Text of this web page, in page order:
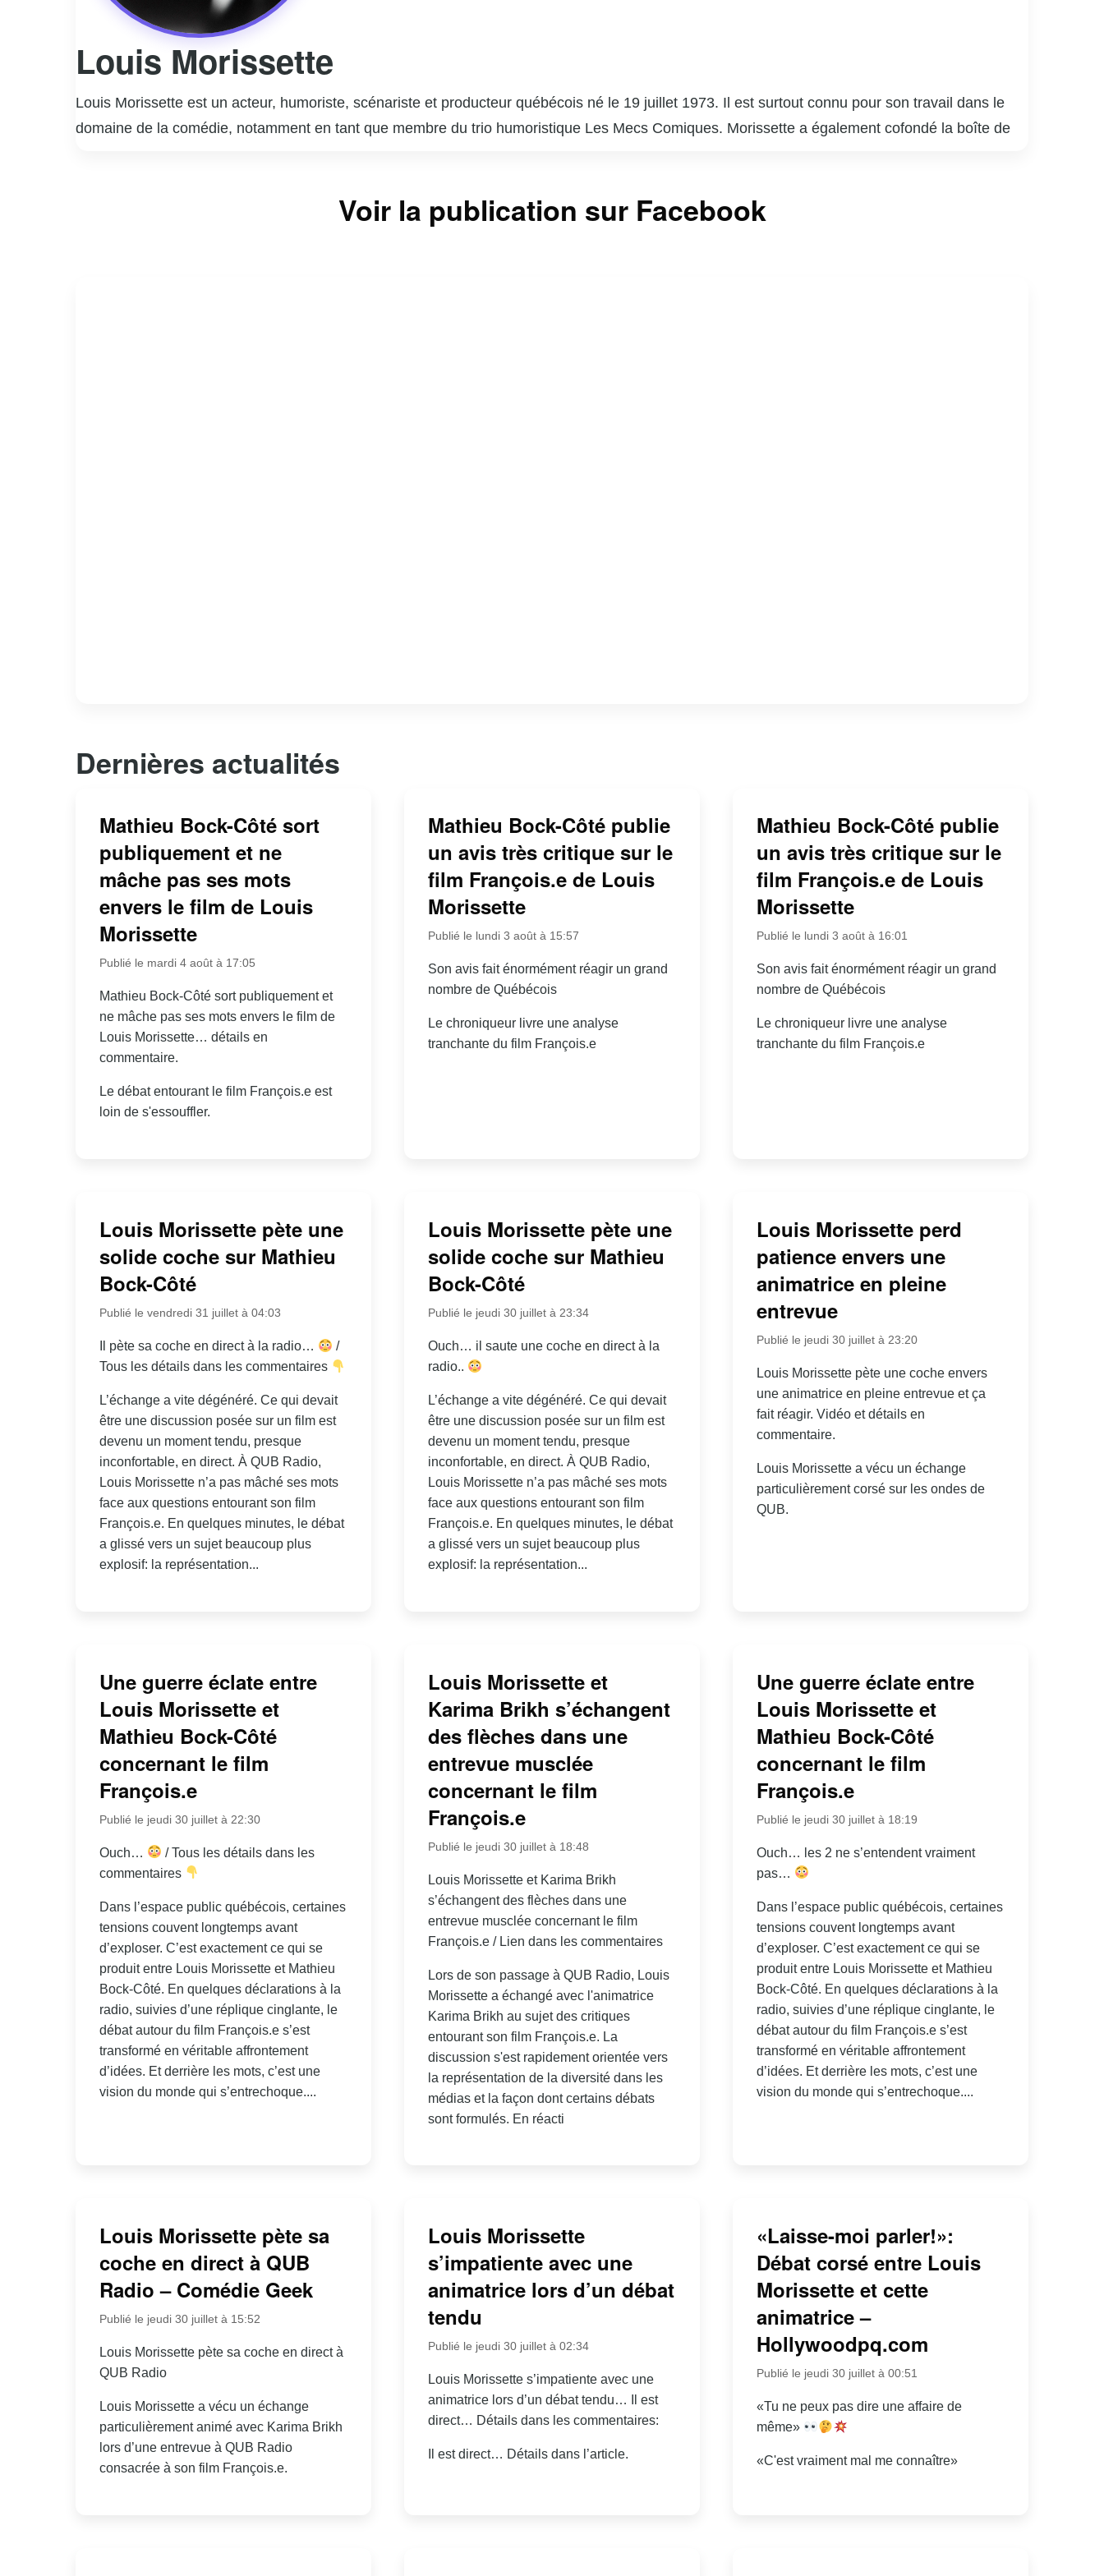
Louis Morissette
Louis Morissette est un acteur, humoriste, scénariste et producteur québécois né le 19 juillet 1973. Il est surtout connu pour son travail dans le
domaine de la comédie, notamment en tant que membre du trio humoristique Les Mecs Comiques. Morissette a également cofondé la boîte de
est souvent sous les feux de la rampe et est considéré comme l’un des duos les plus influents du showbiz québécois. Louis Morissette est
apprécié pour son humour incisif et sa capacité à aborder des sujets de société avec intelligence et sensibilité.
Voir la publication sur Facebook
Dernières actualités
Mathieu Bock-Côté sort
publiquement et ne
mâche pas ses mots
envers le film de Louis
Morissette
Publié le mardi 4 août à 17:05
Mathieu Bock-Côté sort publiquement et
ne mâche pas ses mots envers le film de
Louis Morissette… détails en
commentaire.
Le débat entourant le film François.e est
loin de s'essouffler.
Mathieu Bock-Côté publie
un avis très critique sur le
film François.e de Louis
Morissette
Publié le lundi 3 août à 15:57
Son avis fait énormément réagir un grand
nombre de Québécois
Le chroniqueur livre une analyse
tranchante du film François.e
Mathieu Bock-Côté publie
un avis très critique sur le
film François.e de Louis
Morissette
Publié le lundi 3 août à 16:01
Son avis fait énormément réagir un grand
nombre de Québécois
Le chroniqueur livre une analyse
tranchante du film François.e
Louis Morissette pète une
solide coche sur Mathieu
Bock-Côté
Publié le vendredi 31 juillet à 04:03
Il pète sa coche en direct à la radio…
/
Tous les détails dans les commentaires
L’échange a vite dégénéré. Ce qui devait
être une discussion posée sur un film est
devenu un moment tendu, presque
inconfortable, en direct. À QUB Radio,
Louis Morissette n’a pas mâché ses mots
face aux questions entourant son film
François.e. En quelques minutes, le débat
a glissé vers un sujet beaucoup plus
explosif: la représentation...
Louis Morissette pète une
solide coche sur Mathieu
Bock-Côté
Publié le jeudi 30 juillet à 23:34
Ouch… il saute une coche en direct à la
radio..
L’échange a vite dégénéré. Ce qui devait
être une discussion posée sur un film est
devenu un moment tendu, presque
inconfortable, en direct. À QUB Radio,
Louis Morissette n’a pas mâché ses mots
face aux questions entourant son film
François.e. En quelques minutes, le débat
a glissé vers un sujet beaucoup plus
explosif: la représentation...
Louis Morissette perd
patience envers une
animatrice en pleine
entrevue
Publié le jeudi 30 juillet à 23:20
Louis Morissette pète une coche envers
une animatrice en pleine entrevue et ça
fait réagir. Vidéo et détails en
commentaire.
Louis Morissette a vécu un échange
particulièrement corsé sur les ondes de
QUB.
Une guerre éclate entre
Louis Morissette et
Mathieu Bock-Côté
concernant le film
François.e
Publié le jeudi 30 juillet à 22:30
Ouch…
/ Tous les détails dans les
commentaires
Dans l’espace public québécois, certaines
tensions couvent longtemps avant
d’exploser. C’est exactement ce qui se
produit entre Louis Morissette et Mathieu
Bock-Côté. En quelques déclarations à la
radio, suivies d’une réplique cinglante, le
débat autour du film François.e s’est
transformé en véritable affrontement
d’idées. Et derrière les mots, c’est une
vision du monde qui s’entrechoque....
Louis Morissette et
Karima Brikh s’échangent
des flèches dans une
entrevue musclée
concernant le film
François.e
Publié le jeudi 30 juillet à 18:48
Louis Morissette et Karima Brikh
s’échangent des flèches dans une
entrevue musclée concernant le film
François.e / Lien dans les commentaires
Lors de son passage à QUB Radio, Louis
Morissette a échangé avec l'animatrice
Karima Brikh au sujet des critiques
entourant son film François.e. La
discussion s'est rapidement orientée vers
la représentation de la diversité dans les
médias et la façon dont certains débats
sont formulés. En réacti
Une guerre éclate entre
Louis Morissette et
Mathieu Bock-Côté
concernant le film
François.e
Publié le jeudi 30 juillet à 18:19
Ouch… les 2 ne s’entendent vraiment
pas…
Dans l’espace public québécois, certaines
tensions couvent longtemps avant
d’exploser. C’est exactement ce qui se
produit entre Louis Morissette et Mathieu
Bock-Côté. En quelques déclarations à la
radio, suivies d’une réplique cinglante, le
débat autour du film François.e s’est
transformé en véritable affrontement
d’idées. Et derrière les mots, c’est une
vision du monde qui s’entrechoque....
Louis Morissette pète sa
coche en direct à QUB
Radio – Comédie Geek
Publié le jeudi 30 juillet à 15:52
Louis Morissette pète sa coche en direct à
QUB Radio
Louis Morissette a vécu un échange
particulièrement animé avec Karima Brikh
lors d’une entrevue à QUB Radio
consacrée à son film François.e.
Louis Morissette
s’impatiente avec une
animatrice lors d’un débat
tendu
Publié le jeudi 30 juillet à 02:34
Louis Morissette s’impatiente avec une
animatrice lors d’un débat tendu… Il est
direct… Détails dans les commentaires:
Il est direct… Détails dans l’article.
«Laisse-moi parler!»:
Débat corsé entre Louis
Morissette et cette
animatrice –
Hollywoodpq.com
Publié le jeudi 30 juillet à 00:51
«Tu ne peux pas dire une affaire de
même»
«C'est vraiment mal me connaître»